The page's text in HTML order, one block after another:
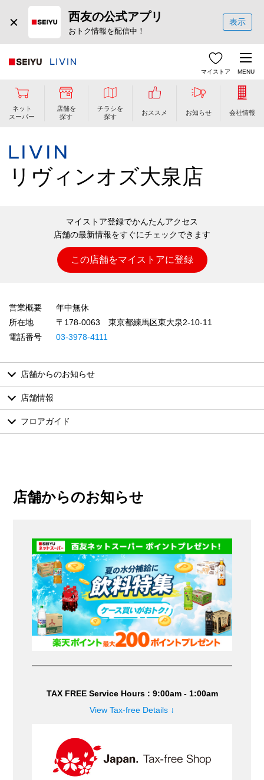
西友の公式アプリ
おトク情報を配信中！
表示
マイストア MENU
ネット
スーパー
店舗を
探す
チラシを
探す
おススメ お知らせ 会社情報
リヴィンオズ大泉店
マイストア登録でかんたんアクセス
店舗の最新情報をすぐにチェックできます
この店舗をマイストアに登録
営業概要
年中無休
所在地
〒178-0063 東京都練馬区東大泉2-10-11
電話番号
03-3978-4111
店舗からのお知らせ
店舗情報
フロアガイド
店舗からのお知らせ
TAX FREE Service Hours : 9:00am - 1:00am
View Tax-free Details ↓